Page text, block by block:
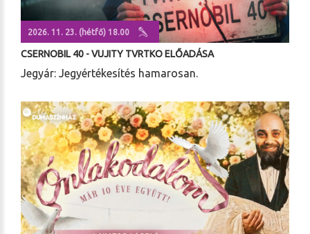
2026. 11. 23. (hétfő) 18.00
CSERNOBIL 40 - VUJITY TVRTKO ELŐADÁSA
Jegyár: Jegyértékesítés hamarosan.